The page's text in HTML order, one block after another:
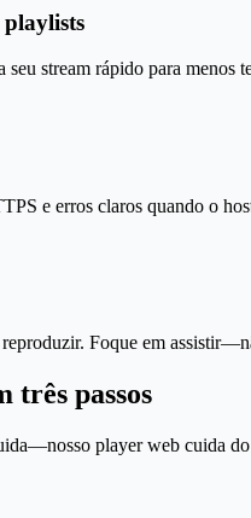
stream rápido para menos
e erros claros quando o
Foque em
três passos
player web cuida do